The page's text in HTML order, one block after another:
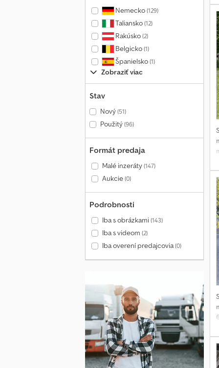
Nemecko(129)
Taliansko(12)
Rakúsko(2)
Belgicko(1)
Španielsko(1)
Zobraziť viac
Stav
Nový(51)
Použitý(96)
Formát predaja
Malé inzeráty(147)
Aukcie(0)
Podrobnosti
Iba s obrázkami(143)
Iba s videom (2)
Iba overení predajcovia(0)